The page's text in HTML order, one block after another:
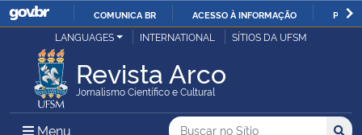
IR
O
COMUNICA BR ACESSO À INFORMAÇÃO
Ministério da Justiça e Segurança Pública
Ministério da Defesa
LANGUAGES INTERNATIONAL SÍTIOS DA UFSM
Revista Arco
Jornalismo Científico e Cultural
Menu Menu Principal do Sítio
Busca
Buscar no no Sítio
Busca: